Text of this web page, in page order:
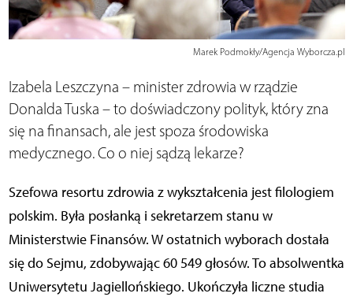
Marek Podmokły/Agencja Wyborcza.pl
Izabela Leszczyna – minister zdrowia w rządzie
Donalda Tuska – to doświadczony polityk, który zna
się na finansach, ale jest spoza środowiska
medycznego. Co o niej sądzą lekarze?
Szefowa resortu zdrowia z wykształcenia jest filologiem
polskim. Była posłanką i sekretarzem stanu w
Ministerstwie Finansów. W ostatnich wyborach dostała
się do Sejmu, zdobywając 60 549 głosów. To absolwentka
Uniwersytetu Jagiellońskiego. Ukończyła liczne studia